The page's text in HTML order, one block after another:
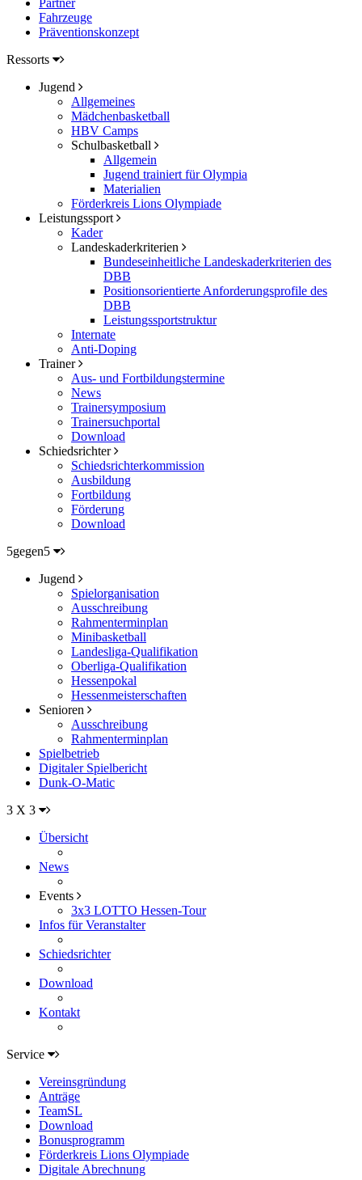
Partner
Fahrzeuge
Präventionskonzept
Ressorts
Jugend
Allgemeines
Mädchenbasketball
HBV Camps
Schulbasketball
Allgemein
Jugend trainiert für Olympia
Materialien
Förderkreis Lions Olympiade
Leistungssport
Kader
Landeskaderkriterien
Bundeseinheitliche Landeskaderkriterien des
DBB
Positionsorientierte Anforderungsprofile des
DBB
Leistungssportstruktur
Internate
Anti-Doping
Trainer
Aus- und Fortbildungstermine
News
Trainersymposium
Trainersuchportal
Download
Schiedsrichter
Schiedsrichterkommission
Ausbildung
Fortbildung
Förderung
Download
5gegen5
Jugend
Spielorganisation
Ausschreibung
Rahmenterminplan
Minibasketball
Landesliga-Qualifikation
Oberliga-Qualifikation
Hessenpokal
Hessenmeisterschaften
Senioren
Ausschreibung
Rahmenterminplan
Spielbetrieb
Digitaler Spielbericht
Dunk-O-Matic
3 X 3
Übersicht
News
Events
3x3 LOTTO Hessen-Tour
Infos für Veranstalter
Schiedsrichter
Download
Kontakt
Service
Vereinsgründung
Anträge
TeamSL
Download
Bonusprogramm
Förderkreis Lions Olympiade
Digitale Abrechnung